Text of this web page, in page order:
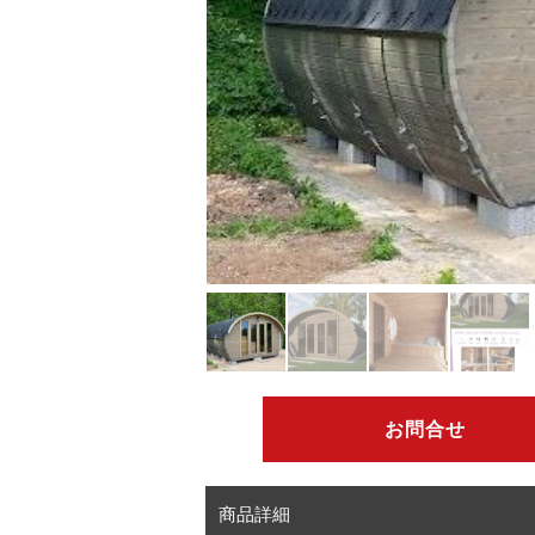
お問合せ
商品詳細